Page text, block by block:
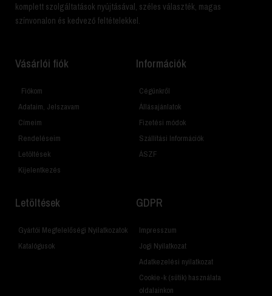
komplett szolgáltatások nyújtásával, széles választék, magas
színvonalon és kedvező feltételekkel.
Vásárlói fiók
Fiókom
Adataim, Jelszavam
Címeim
Rendeléseim
Letöltések
Kijelentkezés
Információk
Cégünkről
Állásajánlatok
Fizetési módok
Szállítási Információk
ÁSZF
Letöltések
Gyártói Megfelelőségi Nyilatkozatok
Katalógusok
GDPR
Impresszum
Jogi Nyilatkozat
Adatkezelési nyilatkozat
Cookie-k (sütik) használata
oldalainkon